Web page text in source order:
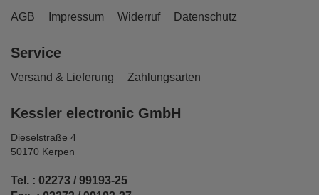
AGB Impressum Widerruf Datenschutz
Service
Versand & Lieferung Zahlungsarten
Kessler electronic GmbH
Dieselstraße 4
50170 Kerpen
Tel. : 02273 / 99193-25